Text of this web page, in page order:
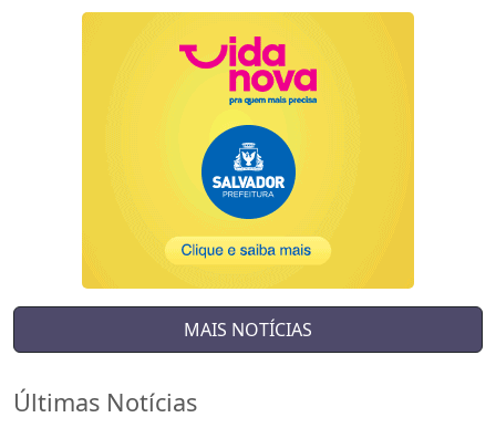
MAIS NOTÍCIAS
Últimas Notícias